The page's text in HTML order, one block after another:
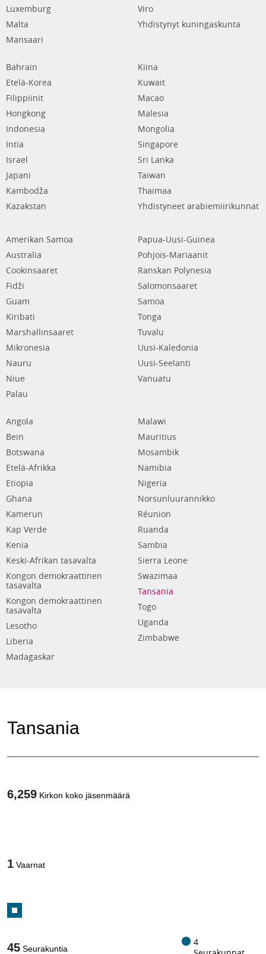
Luxemburg
Malta
Mansaari
Viro
Yhdistynyt kuningaskunta
Bahrain
Etelä-Korea
Filippiinit
Hongkong
Indonesia
Intia
Israel
Japani
Kambodža
Kazakstan
Kiina
Kuwait
Macao
Malesia
Mongolia
Singapore
Sri Lanka
Taiwan
Thaimaa
Yhdistyneet arabiemiirikunnat
Amerikan Samoa
Australia
Cookinsaaret
Fidži
Guam
Kiribati
Marshallinsaaret
Mikronesia
Nauru
Niue
Palau
Papua-Uusi-Guinea
Pohjois-Mariaanit
Ranskan Polynesia
Salomonsaaret
Samoa
Tonga
Tuvalu
Uusi-Kaledonia
Uusi-Seelanti
Vanuatu
Angola
Bein
Botswana
Etelä-Afrikka
Etiopia
Ghana
Kamerun
Kap Verde
Kenia
Keski-Afrikan tasavalta
Kongon demokraattinen
tasavalta
Kongon demokraattinen
tasavalta
Lesotho
Liberia
Madagaskar
Malawi
Mauritius
Mosambik
Namibia
Nigeria
Norsunluurannikko
Réunion
Ruanda
Sambia
Sierra Leone
Swazimaa
Tansania
Togo
Uganda
Zimbabwe
Tansania
6,259 Kirkon koko jäsenmäärä
1 Vaarnat
45 Seurakuntia
4